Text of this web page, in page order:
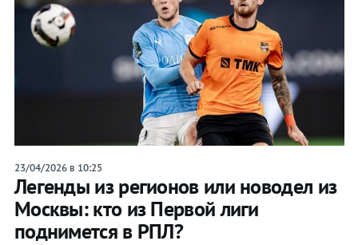
23/04/2026 в 10:25
Легенды из регионов или новодел из
Москвы: кто из Первой лиги
поднимется в РПЛ?